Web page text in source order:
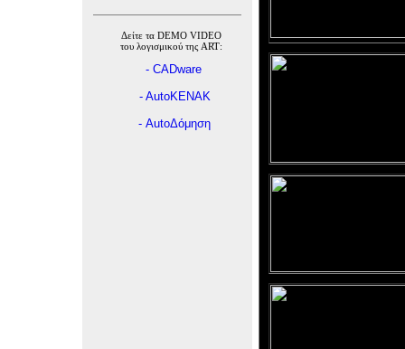
Δείτε τα DEMO VIDEO
του λογισμικού της ART:
- CADware
- AutoKENAK
- AutoΔόμηση